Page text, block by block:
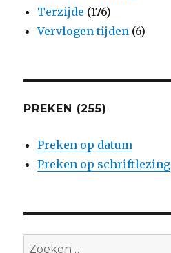
Terzijde (176)
Vervlogen tijden (6)
PREKEN (255)
Preken op datum
Preken op schriftlezing
Zoeken